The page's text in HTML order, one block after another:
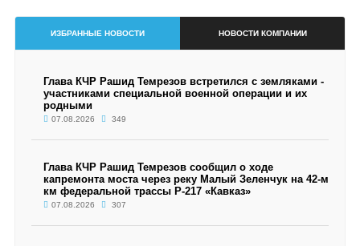
ИЗБРАННЫЕ НОВОСТИ НОВОСТИ КОМПАНИИ
Глава КЧР Рашид Темрезов встретился с земляками -
участниками специальной военной операции и их
родными
07.08.2026 349
Глава КЧР Рашид Темрезов сообщил о ходе
капремонта моста через реку Малый Зеленчук на 42-м
км федеральной трассы Р-217 «Кавказ»
07.08.2026 307